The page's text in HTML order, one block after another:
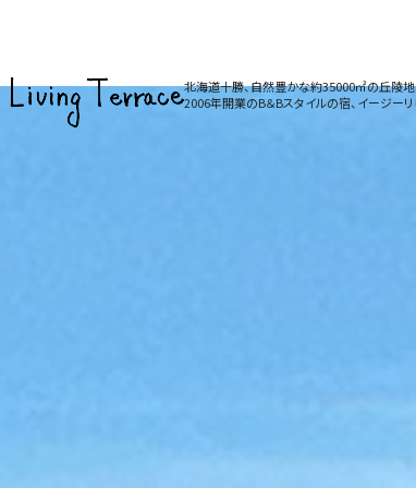
北海道十勝、自然豊かな約35000㎡の丘陵
2006年開業のB＆Bスタイルの宿、イージーリ